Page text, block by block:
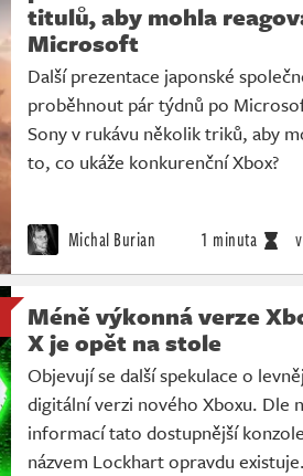
titulů, aby mohla
Microsoft
Další prezentace japonské
proběhnout pár týdnů po
Sony v rukávu několik triků, aby
to, co ukáže konkurenční Xbox?
Michal Burian 1 minuta
Méně výkonná verze
X je opět na stole
Objevují se další spekulace o
digitální verzi nového Xboxu. Dle
informací tato dostupnější
názvem Lockhart opravdu existuje.